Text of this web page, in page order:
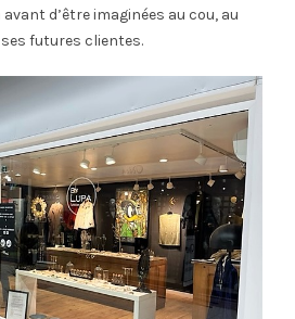
d’être imaginées au cou, au
futures clientes.